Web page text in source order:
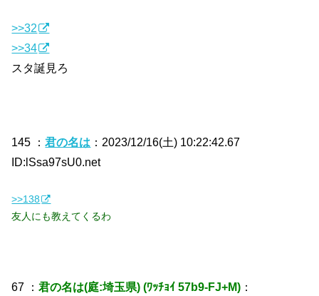
>>32
>>34
スタ誕見ろ
145 ：君の名は ：2023/12/16(土) 10:22:42.67
ID:lSsa97sU0.net
>>138
友人にも教えてくるわ
67 ：君の名は(庭:埼玉県) (ﾜｯﾁｮｲ 57b9-FJ+M) ：